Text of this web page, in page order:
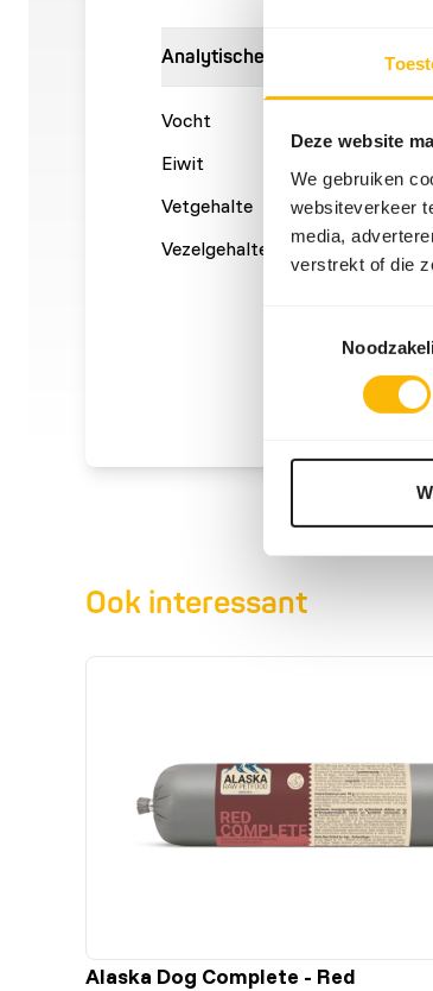
Deze website
We gebruiken
websiteverkeer
media,
verstrekt of die
Analytische bestanddelen
Vocht
Eiwit
Vetgehalte
12%
Vezelgehalte
0,3%
Ook interessant
Alaska Dog Complete - Red